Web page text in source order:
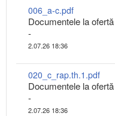
006_a-c.pdf
Documentele la ofertă
-
2.07.26 18:36
020_c_rap.th.1.pdf
Documentele la ofertă
-
2.07.26 18:36